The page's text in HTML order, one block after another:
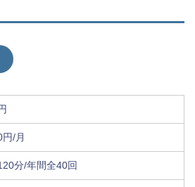
/月
分/年間全40回